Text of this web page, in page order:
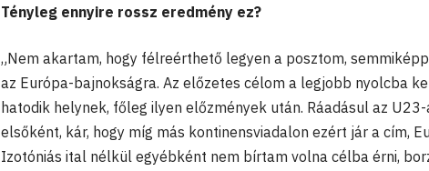
Tényleg ennyire rossz eredmény ez?
„Nem akartam, hogy félreérthető legyen a posztom,
az Európa-bajnokságra. Az előzetes célom a legjobb nyolcba
hatodik helynek, főleg ilyen előzmények után. Ráadásul az
elsőként, kár, hogy míg más kontinensviadalon ezért jár a cím,
Izotóniás ital nélkül egyébként nem bírtam volna célba érni,